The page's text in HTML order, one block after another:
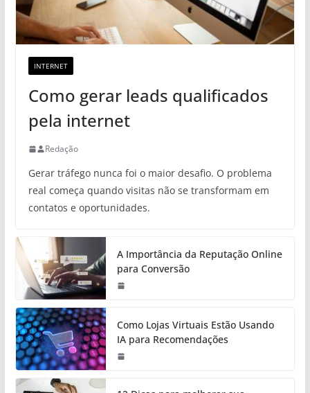
INTERNET
Como gerar leads qualificados
pela internet
Redação
Gerar tráfego nunca foi o maior desafio. O problema
real começa quando visitas não se transformam em
contatos e oportunidades.
A Importância da Reputação Online
para Conversão
Como Lojas Virtuais Estão Usando
IA para Recomendações